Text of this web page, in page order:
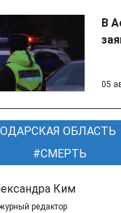
В
05
ОБЛАСТЬ
СМЕРТЬ
Ким
редактор